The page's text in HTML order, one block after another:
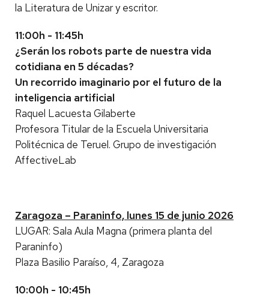
la Literatura de Unizar y escritor.
11:00h - 11:45h
¿Serán los robots parte de nuestra vida
cotidiana en 5 décadas?
Un recorrido imaginario por el futuro de la
inteligencia artificial
Raquel Lacuesta Gilaberte
Profesora Titular de la Escuela Universitaria
Politécnica de Teruel. Grupo de investigación
AffectiveLab
Zaragoza – Paraninfo, lunes 15 de junio 2026
LUGAR: Sala Aula Magna (primera planta del
Paraninfo)
Plaza Basilio Paraíso, 4, Zaragoza
10:00h - 10:45h